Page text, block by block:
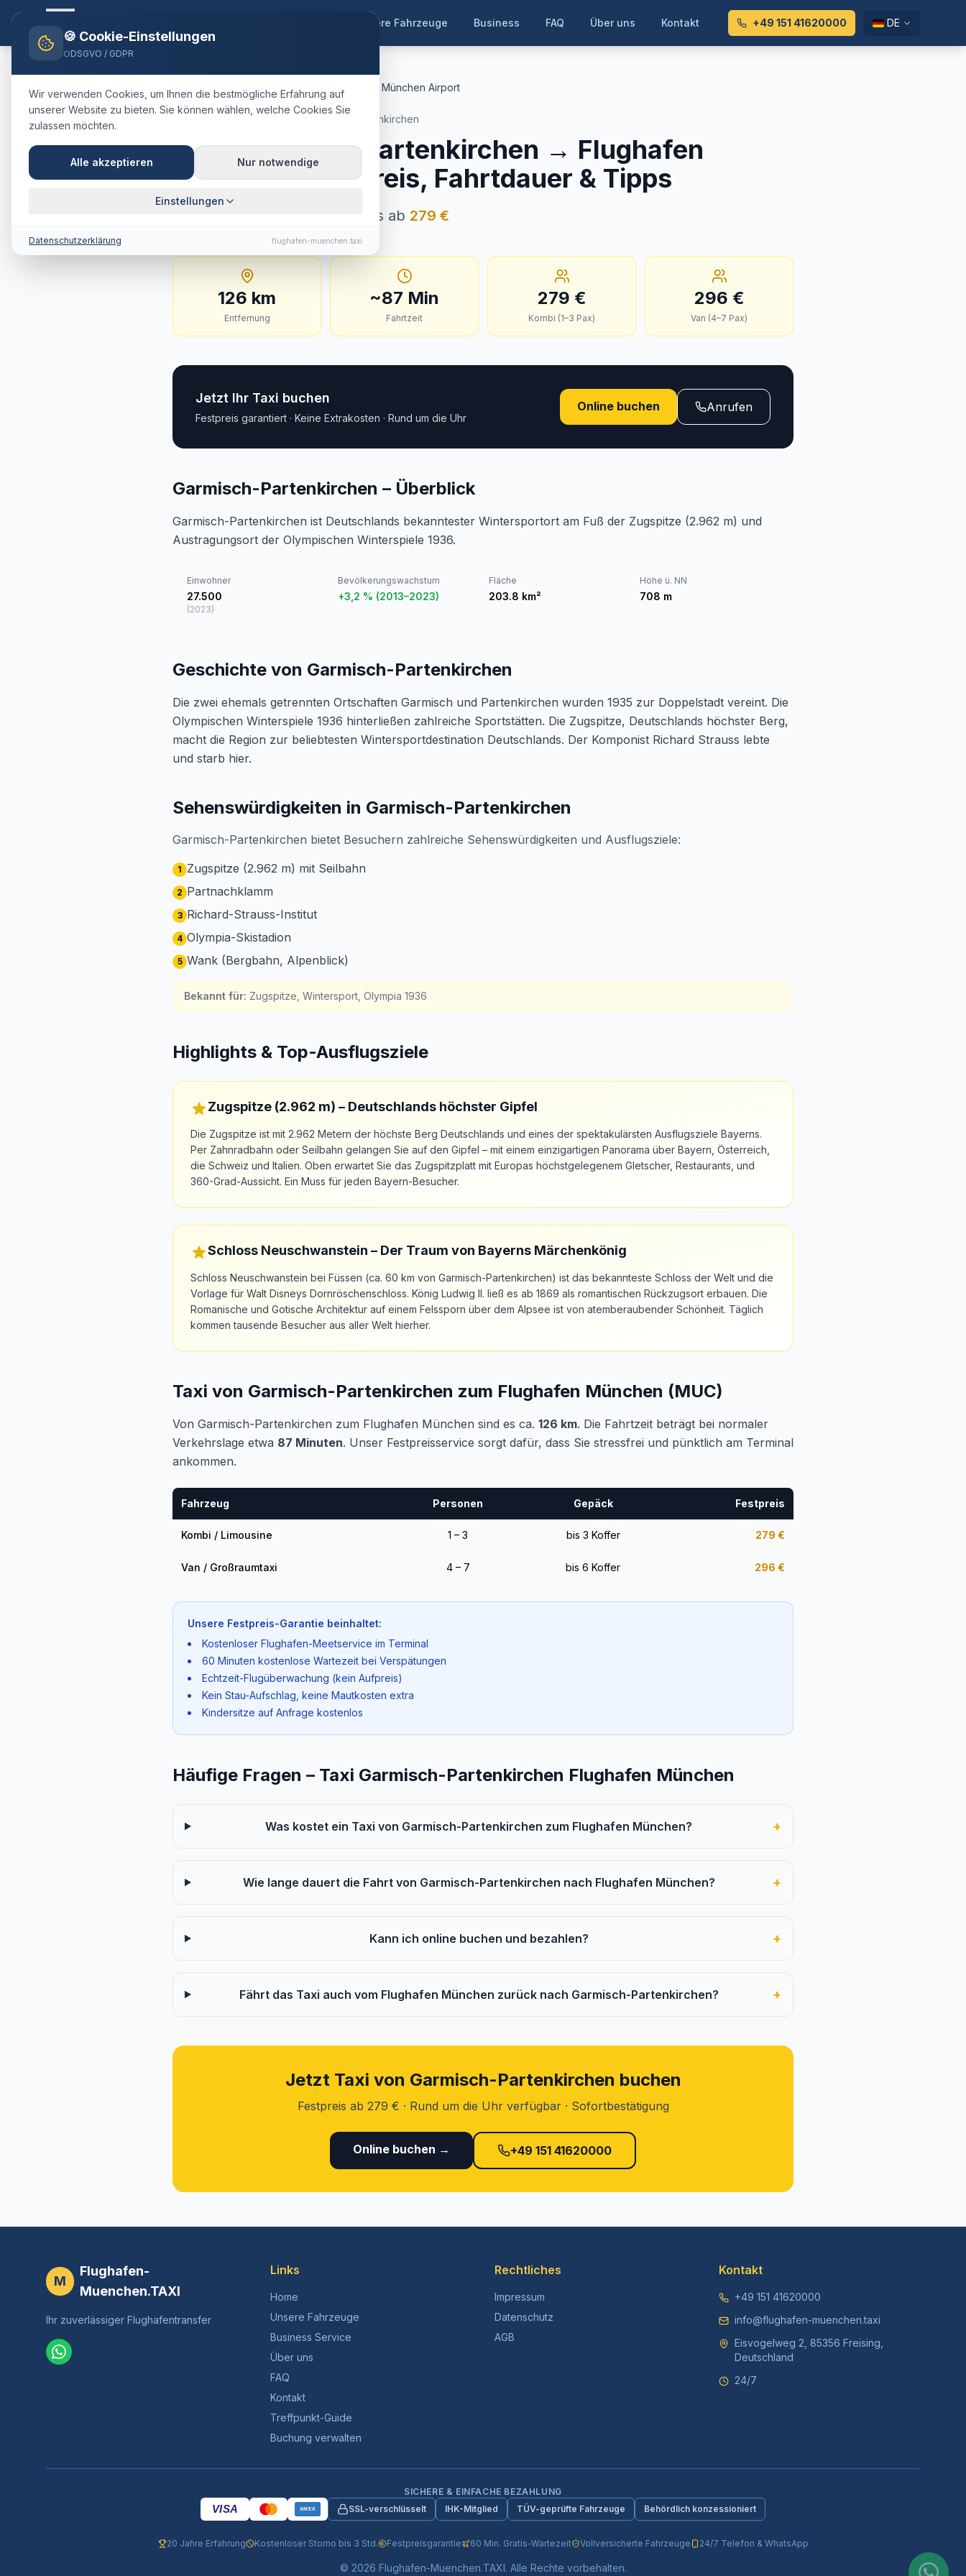
Unsere Fahrzeuge Business FAQ Über uns Kontakt +49 151 41620000 DE
Home Blog Taxi Garmisch-Partenkirchen München Airport
Deutschland Landkreis Garmisch-Partenkirchen
TaxiGarmisch-Partenkirchen → Flughafen
München:Festpreis, Fahrtdauer & Tipps
126 km · ca. 87 Min. · Festpreis ab 279 €
126 km
Entfernung
~87 Min
Fahrtzeit
279 €
Kombi (1–3 Pax)
296 €
Van (4–7 Pax)
Jetzt Ihr Taxi buchen
Festpreis garantiert · Keine Extrakosten · Rund um die Uhr
Online buchen Anrufen
Garmisch-Partenkirchen – Überblick
Garmisch-Partenkirchen ist Deutschlands bekanntester Wintersportort am Fuß der Zugspitze (2.962 m) und
Austragungsort der Olympischen Winterspiele 1936.
Einwohner
27.500
(2023)
Bevölkerungswachstum
+3,2 % (2013–2023)
Fläche
203.8 km²
Höhe ü. NN
708 m
Geschichte von Garmisch-Partenkirchen
Die zwei ehemals getrennten Ortschaften Garmisch und Partenkirchen wurden 1935 zur Doppelstadt vereint. Die
Olympischen Winterspiele 1936 hinterließen zahlreiche Sportstätten. Die Zugspitze, Deutschlands höchster Berg,
macht die Region zur beliebtesten Wintersportdestination Deutschlands. Der Komponist Richard Strauss lebte
und starb hier.
Sehenswürdigkeiten in Garmisch-Partenkirchen
Garmisch-Partenkirchen bietet Besuchern zahlreiche Sehenswürdigkeiten und Ausflugsziele:
1 Zugspitze (2.962 m) mit Seilbahn
2 Partnachklamm
3 Richard-Strauss-Institut
4 Olympia-Skistadion
5 Wank (Bergbahn, Alpenblick)
Bekannt für: Zugspitze, Wintersport, Olympia 1936
Highlights & Top-Ausflugsziele
Zugspitze (2.962 m) – Deutschlands höchster Gipfel
Die Zugspitze ist mit 2.962 Metern der höchste Berg Deutschlands und eines der spektakulärsten Ausflugsziele Bayerns.
Per Zahnradbahn oder Seilbahn gelangen Sie auf den Gipfel – mit einem einzigartigen Panorama über Bayern, Österreich,
die Schweiz und Italien. Oben erwartet Sie das Zugspitzplatt mit Europas höchstgelegenem Gletscher, Restaurants, und
360-Grad-Aussicht. Ein Muss für jeden Bayern-Besucher.
Schloss Neuschwanstein – Der Traum von Bayerns Märchenkönig
Schloss Neuschwanstein bei Füssen (ca. 60 km von Garmisch-Partenkirchen) ist das bekannteste Schloss der Welt und die
Vorlage für Walt Disneys Dornröschenschloss. König Ludwig II. ließ es ab 1869 als romantischen Rückzugsort erbauen. Die
Romanische und Gotische Architektur auf einem Felssporn über dem Alpsee ist von atemberaubender Schönheit. Täglich
kommen tausende Besucher aus aller Welt hierher.
Taxi von Garmisch-Partenkirchen zum Flughafen München (MUC)
Von Garmisch-Partenkirchen zum Flughafen München sind es ca. 126 km. Die Fahrtzeit beträgt bei normaler
Verkehrslage etwa 87 Minuten. Unser Festpreisservice sorgt dafür, dass Sie stressfrei und pünktlich am Terminal
ankommen.
Fahrzeug Personen Gepäck Festpreis
Kombi / Limousine 1 – 3 bis 3 Koffer 279 €
Van / Großraumtaxi 4 – 7 bis 6 Koffer 296 €
Unsere Festpreis-Garantie beinhaltet:
Kostenloser Flughafen-Meetservice im Terminal
60 Minuten kostenlose Wartezeit bei Verspätungen
Echtzeit-Flugüberwachung (kein Aufpreis)
Kein Stau-Aufschlag, keine Mautkosten extra
Kindersitze auf Anfrage kostenlos
Häufige Fragen – Taxi Garmisch-Partenkirchen Flughafen München
Was kostet ein Taxi von Garmisch-Partenkirchen zum Flughafen München? +
Wie lange dauert die Fahrt von Garmisch-Partenkirchen nach Flughafen München? +
Kann ich online buchen und bezahlen? +
Fährt das Taxi auch vom Flughafen München zurück nach Garmisch-Partenkirchen? +
Jetzt Taxi von Garmisch-Partenkirchen buchen
Festpreis ab 279 € · Rund um die Uhr verfügbar · Sofortbestätigung
Online buchen → +49 151 41620000
M
Flughafen-
Muenchen.TAXI
Ihr zuverlässiger Flughafentransfer
Links
Home
Unsere Fahrzeuge
Business Service
Über uns
FAQ
Kontakt
Treffpunkt-Guide
Buchung verwalten
Rechtliches
Impressum
Datenschutz
AGB
Kontakt
+49 151 41620000
info@flughafen-muenchen.taxi
Eisvogelweg 2, 85356 Freising,
Deutschland
24/7
SICHERE & EINFACHE BEZAHLUNG
VISA AMEX SSL-verschlüsselt IHK-Mitglied TÜV-geprüfte Fahrzeuge Behördlich konzessioniert
20 Jahre Erfahrung Kostenloser Storno bis 3 Std. Festpreisgarantie 60 Min. Gratis-Wartezeit Vollversicherte Fahrzeuge 24/7 Telefon & WhatsApp
© 2026 Flughafen-Muenchen.TAXI. Alle Rechte vorbehalten.
🍪 Cookie-Einstellungen
DSGVO / GDPR
Wir verwenden Cookies, um Ihnen die bestmögliche Erfahrung auf
unserer Website zu bieten. Sie können wählen, welche Cookies Sie
zulassen möchten.
Alle akzeptieren Nur notwendige
Einstellungen
Datenschutzerklärung flughafen-muenchen.taxi